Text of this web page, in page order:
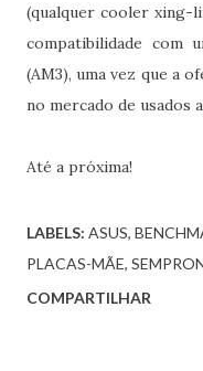
(qualquer cooler xing-
compatibilidade com
(AM3), uma vez que a
no mercado de usados
Até a próxima!
LABELS: ASUS
PLACAS-MÃE
COMPARTILHAR